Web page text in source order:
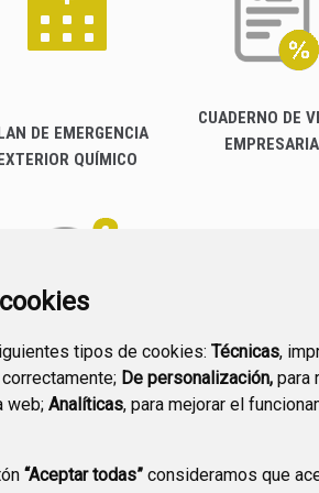
tipos de cookies: Técnicas,
De personalización, para
web; Analíticas, para mejorar el
“Aceptar todas” consideramos que
DE EMERGENCIA
QUÍMICO
CUADERNO DE
PREGUNTAS
FRECUENTES
PLAN DE ACCIÓN
2030